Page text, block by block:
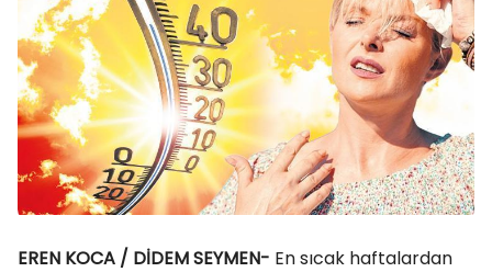
EREN KOCA / DİDEM SEYMEN- En sıcak haftalardan